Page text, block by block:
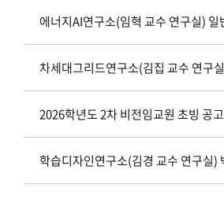
2026학년도 2차 비전임교원 초빙 공고